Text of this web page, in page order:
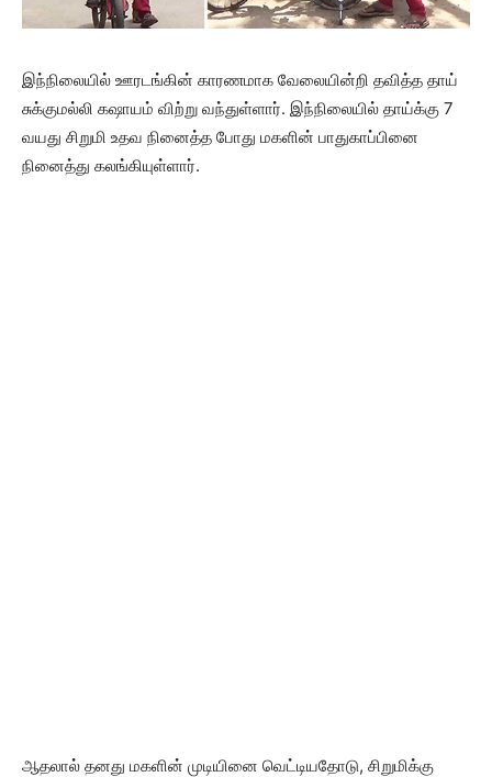
இந்நிலையில் ஊரடங்கின் காரணமாக வேலையின்றி தவித்த தாய்
சுக்குமல்லி கஷாயம் விற்று வந்துள்ளார். இந்நிலையில் தாய்க்கு 7
வயது சிறுமி உதவ நினைத்த போது மகளின் பாதுகாப்பினை
நினைத்து கலங்கியுள்ளார்.
ஆதலால் தனது மகளின் முடியினை வெட்டியதோடு, சிறுமிக்கு